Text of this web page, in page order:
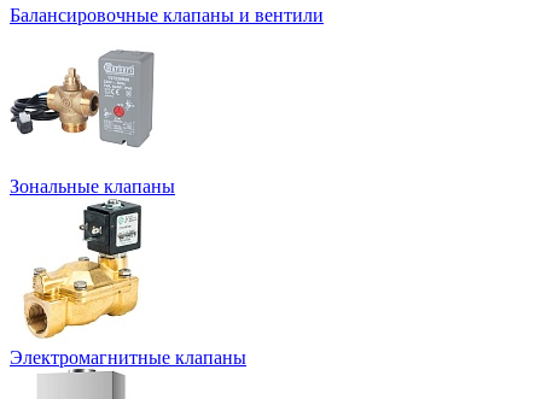
Балансировочные клапаны и вентили
Зональные клапаны
Электромагнитные клапаны